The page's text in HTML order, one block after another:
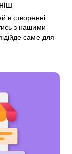
в створенні
з нашими
саме для